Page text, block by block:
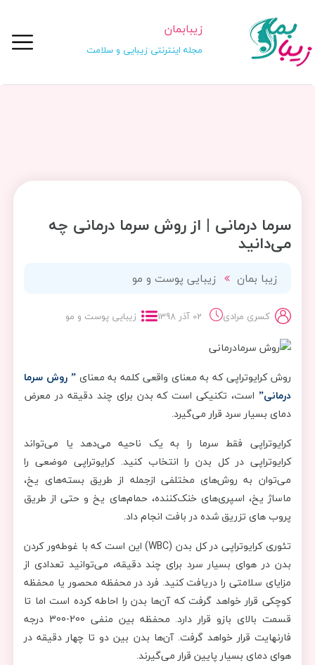
زیبابمان
مجله اینترنتی زیبایی و سلامت
سرما درمانی | از روش سرما درمانی چه
می‌دانید
زیبا بمان زیبایی پوست و مو
کسری مرادی 02 آذر 1398 زیبایی پوست و مو
روش کرایوتراپی که به معنای واقعی کلمه به معنای” روش سرما
درمانی” است، تکنیکی است که بدن برای چند دقیقه در معرض
دمای بسیار سرد قرار می‌گیرد.
کرایوتراپی فقط سرما را به یک ناحیه می‌دهد یا می‌تواند
کرایوتراپی در کل بدن را انتخاب کنید. کرایوتراپی موضعی را
می‌توان به روش‌های مختلفی ازجمله از طریق بسته‌های یخ،
ماساژ یخ، اسپری‌های خنک‌کننده، حمام‌های یخ و حتی از طریق
پروب های تزریق شده در بافت انجام داد.
تئوری کرایوتراپی در کل بدن (WBC) این است که با غوطه‌ور کردن
بدن در هوای بسیار سرد برای چند دقیقه، می‌توانید تعدادی از
مزایای سلامتی را دریافت کنید. فرد در محفظه محصور یا محفظه
كوچكی قرار خواهد گرفت كه آن‌ها بدن را احاطه كرده است اما تا
قسمت بالای بازو قرار دارد. محفظه بین منفی 200-300 درجه
فارنهایت قرار خواهد گرفت. آن‌ها بدن بین دو تا چهار دقیقه در
هوای دمای بسیار پایین قرار می‌گیرند.